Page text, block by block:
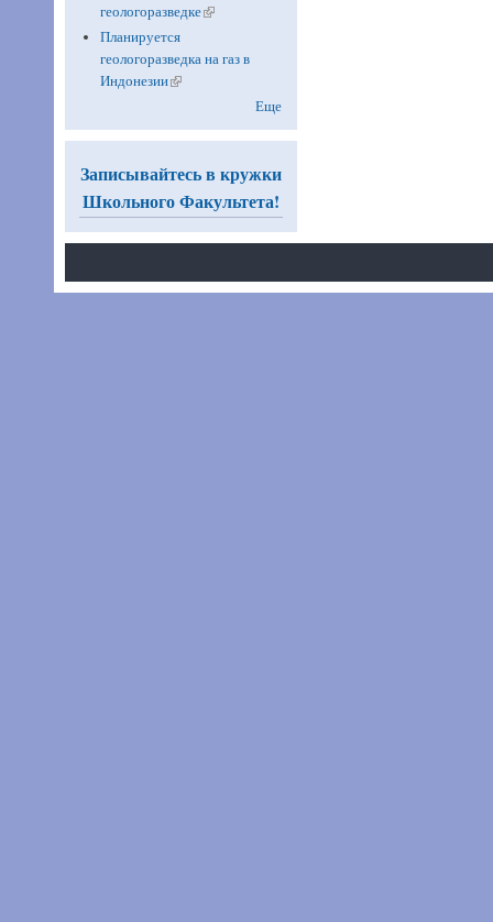
геологоразведке(link is external)
Планируется
геологоразведка на газ в
Индонезии(link is external)
Еще
Записывайтесь в кружки
Школьного Факультета!